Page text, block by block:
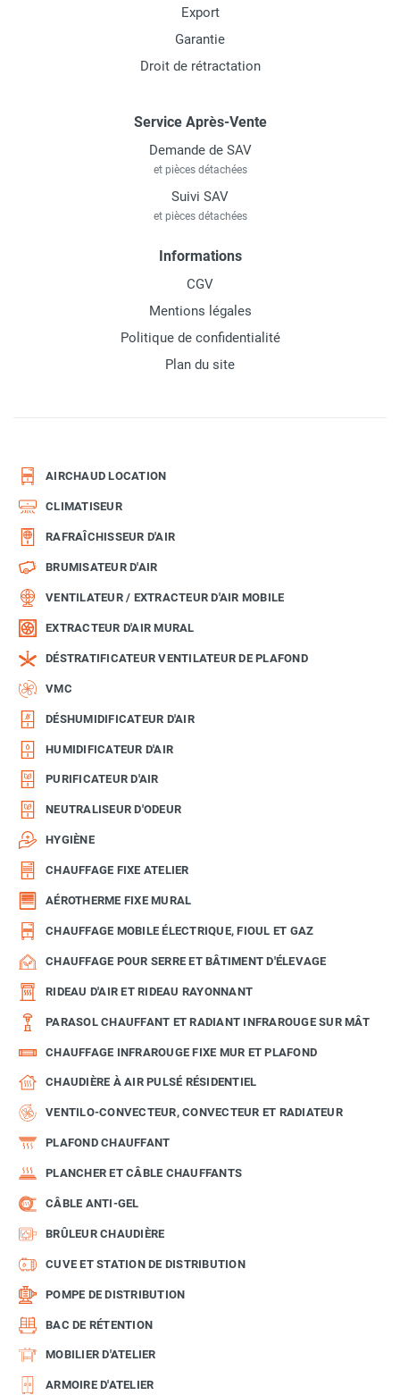
Export
Garantie
Droit de rétractation
Service Après-Vente
Demande de SAV
et pièces détachées
Suivi SAV
et pièces détachées
Informations
CGV
Mentions légales
Politique de confidentialité
Plan du site
AIRCHAUD LOCATION
CLIMATISEUR
RAFRAÎCHISSEUR D'AIR
BRUMISATEUR D'AIR
VENTILATEUR / EXTRACTEUR D'AIR MOBILE
EXTRACTEUR D'AIR MURAL
DÉSTRATIFICATEUR VENTILATEUR DE PLAFOND
VMC
DÉSHUMIDIFICATEUR D'AIR
HUMIDIFICATEUR D'AIR
PURIFICATEUR D'AIR
NEUTRALISEUR D'ODEUR
HYGIÈNE
CHAUFFAGE FIXE ATELIER
AÉROTHERME FIXE MURAL
CHAUFFAGE MOBILE ÉLECTRIQUE, FIOUL ET GAZ
CHAUFFAGE POUR SERRE ET BÂTIMENT D'ÉLEVAGE
RIDEAU D'AIR ET RIDEAU RAYONNANT
PARASOL CHAUFFANT ET RADIANT INFRAROUGE SUR MÂT
CHAUFFAGE INFRAROUGE FIXE MUR ET PLAFOND
CHAUDIÈRE À AIR PULSÉ RÉSIDENTIEL
VENTILO-CONVECTEUR, CONVECTEUR ET RADIATEUR
PLAFOND CHAUFFANT
PLANCHER ET CÂBLE CHAUFFANTS
CÂBLE ANTI-GEL
BRÛLEUR CHAUDIÈRE
CUVE ET STATION DE DISTRIBUTION
POMPE DE DISTRIBUTION
BAC DE RÉTENTION
MOBILIER D'ATELIER
ARMOIRE D'ATELIER